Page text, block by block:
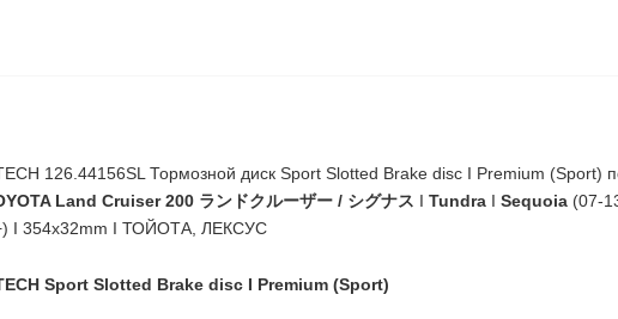
126.44156SL Тормозной диск Sport Slotted Brake disc I Premium (Sport)
Land Cruiser 200 ランドクルーザー / シグナス I Tundra I Sequoia (07-
I 354x32mm I ТОЙОТА, ЛЕКСУС
Sport Slotted Brake disc I Premium (Sport)